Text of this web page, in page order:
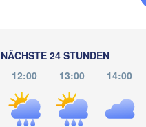
NÄCHSTE 24 STUNDEN
12:00
13:00 14:00
Cancún